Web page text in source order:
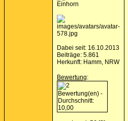
Einhorn
Dabei seit: 16.10.2013
Beiträge: 5.861
Herkunft: Hamm, NRW
Bewertung: